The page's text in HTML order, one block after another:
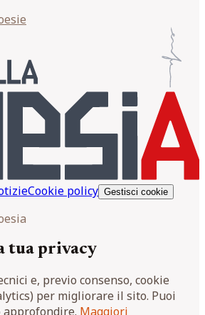
Cookie policy Gestisci cookie
tua privacy
e, previo consenso, cookie
per migliorare il sito. Puoi
Maggiori